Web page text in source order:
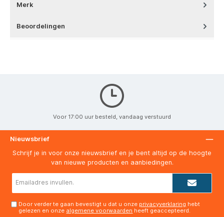
Merk
Beoordelingen
Voor 17:00 uur besteld, vandaag verstuurd
Nieuwsbrief
Schrijf je in voor onze nieuwsbrief en je bent altijd op de hoogte
van nieuwe producten en aanbiedingen.
Door verder te gaan bevestigt u dat u onze privacyverklaring hebt
gelezen en onze algemene voorwaarden heeft geaccepteerd.